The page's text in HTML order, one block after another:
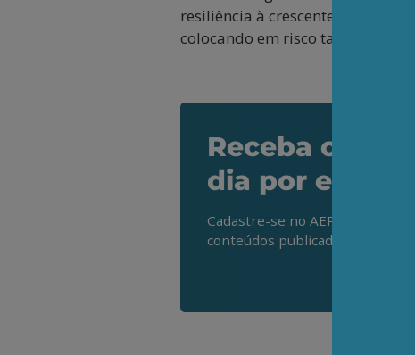
resiliência à crescente
colocando em risco tanto os
Receba os
dia por e-mail
Cadastre-se no AEPET Direto
conteúdos publicados em nosso